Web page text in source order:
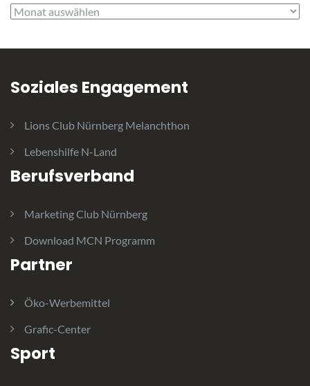
Archiv
Soziales Engagement
Lions Club Nürnberg Melanchthon
Lebenshilfe N-Land
Berufsverband
Marketing Club Nürnberg
Download MCN Programm
Partner
Öko-Werbemittel
Grafic-Center
Sport